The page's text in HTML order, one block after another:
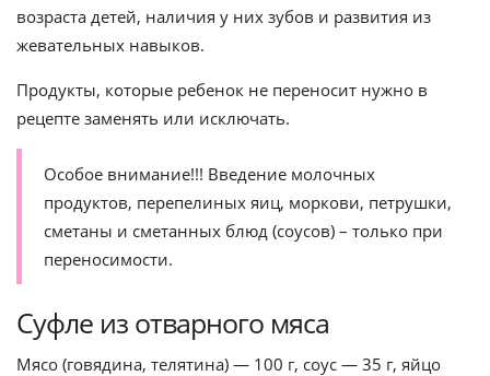
возраста детей, наличия у них зубов и развития из
жевательных навыков.
Продукты, которые ребенок не переносит нужно в
рецепте заменять или исключать.
Особое внимание!!! Введение молочных
продуктов, перепелиных яиц, моркови, петрушки,
сметаны и сметанных блюд (соусов) – только при
переносимости.
Суфле из отварного мяса
Мясо (говядина, телятина) — 100 г, соус — 35 г, яйцо